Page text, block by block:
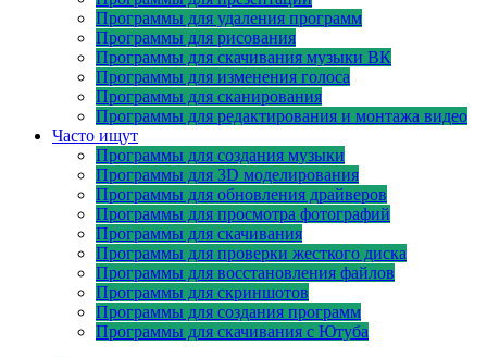
Программы для удаления программ
Программы для рисования
Программы для скачивания музыки ВК
Программы для изменения голоса
Программы для сканирования
Программы для редактирования и монтажа видео
Часто ищут
Программы для создания музыки
Программы для 3D моделирования
Программы для обновления драйверов
Программы для просмотра фотографий
Программы для скачивания
Программы для проверки жесткого диска
Программы для восстановления файлов
Программы для скриншотов
Программы для создания программ
Программы для скачивания с Ютуба